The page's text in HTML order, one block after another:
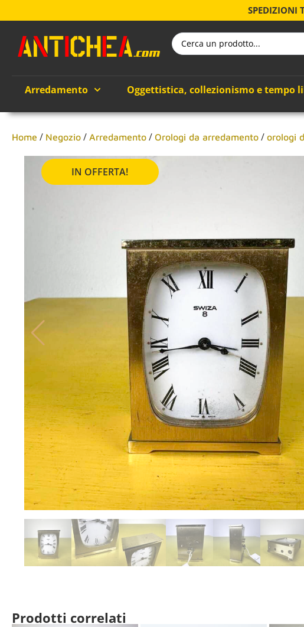
SPEDIZIONI
Arredamento Oggettistica, collezionismo e tempo
Home / Negozio / Arredamento / Orologi da arredamento / orologi
IN OFFERTA!
Prodotti correlati